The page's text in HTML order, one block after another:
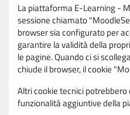
La piattaforma E-Learning -
sessione chiamato
browser sia configurato per
garantire la validità della
le pagine. Quando ci si
chiude il browser, il cookie
Altri cookie tecnici
funzionalità aggiuntive della